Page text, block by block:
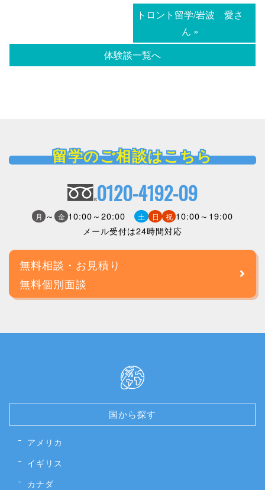
体験談一覧へ
トロント留学/岩波 愛さ
ん »
留学のご相談はこちら
0120-4192-09
月 ～ 金 10:00～20:00 土 日 祝 10:00～19:00
メール受付は24時間対応
無料相談・お見積り
無料個別面談
国から探す
アメリカ
イギリス
カナダ